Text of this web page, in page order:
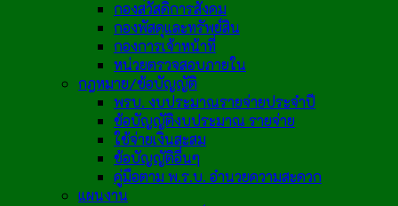
กองสวัสดิการสังคม
กองพัสดุและทรัพย์สิน
กองการเจ้าหน้าที่
หน่วยตรวจสอบภายใน
กฎหมาย/ข้อบัญญัติ
พรบ. งบประมาณรายจ่ายประจำปี
ข้อบัญญัติงบประมาณ รายจ่าย
ใช้จ่ายเงินสะสม
ข้อบัญญัติอื่นๆ
คู่มือตาม พ.ร.บ. อำนวยความสะดวก
แผนงาน